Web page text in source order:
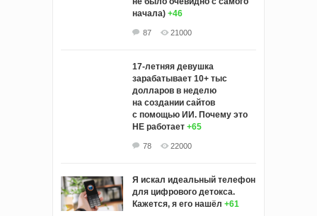
начала) +46
87 21000
17-летняя девушка
зарабатывает 10+ тыс
долларов в неделю
на создании сайтов
с помощью ИИ. Почему это
НЕ работает +65
78 22000
Я искал идеальный телефон
для цифрового детокса.
Кажется, я его нашёл +61